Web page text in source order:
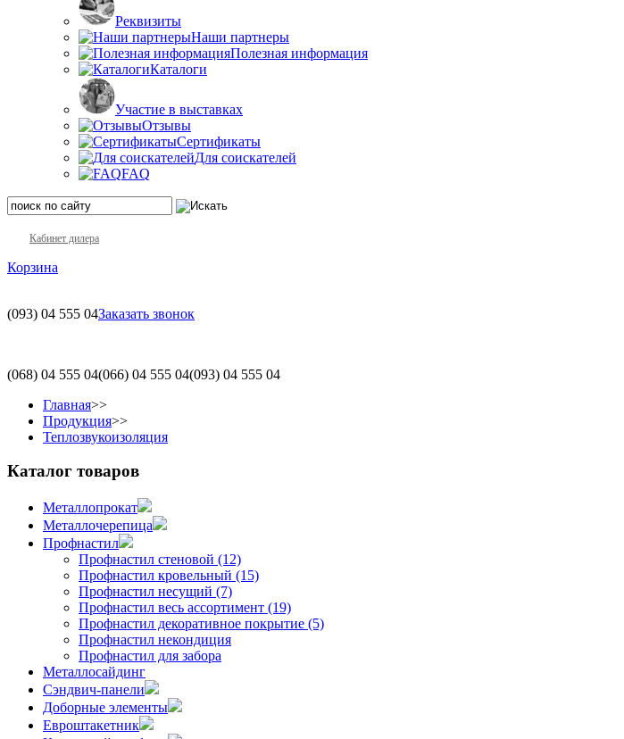
Реквизиты
Наши партнеры
Полезная информация
Каталоги
Участие в выставках
Отзывы
Сертификаты
Для соискателей
FAQ
Кабинет дилера
Корзина
(093) 04 555 04Заказать звонок
(068) 04 555 04(066) 04 555 04(093) 04 555 04
Главная>>
Продукция>>
Теплозвукоизоляция
Каталог товаров
Металлопрокат
Металлочерепица
Профнастил
Профнастил стеновой (12)
Профнастил кровельный (15)
Профнастил несущий (7)
Профнастил весь ассортимент (19)
Профнастил декоративное покрытие (5)
Профнастил некондиция
Профнастил для забора
Металлосайдинг
Сэндвич-панели
Доборные элементы
Евроштакетник